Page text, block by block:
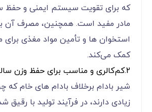
که برای تقویت سیستم ایمنی و
مادر مفید است. همچنین، مصرف آن
استخوان ‌ها و تأمین مواد مغذی برای
کمک می‌کند.
2.کم‌کالری و مناسب برای حفظ وزن سالم
شیر بادام برخلاف بادام ‌های خام که
زیادی دارند، در فرآیند تولید با